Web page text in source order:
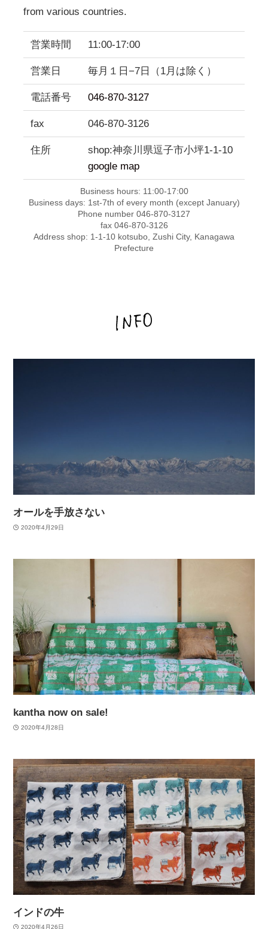
from various countries.
営業時間 11:00-17:00
営業日 毎月１日−7日（1月は除く）
電話番号 046-870-3127
fax 046-870-3126
住所
shop:神奈川県逗子市小坪1-1-10
google map
Business hours: 11:00-17:00
Business days: 1st-7th of every month (except January)
Phone number 046-870-3127
fax 046-870-3126
Address shop: 1-1-10 kotsubo, Zushi City, Kanagawa
Prefecture
オールを手放さない
2020年4月29日
kantha now on sale!
2020年4月28日
インドの牛
2020年4月26日